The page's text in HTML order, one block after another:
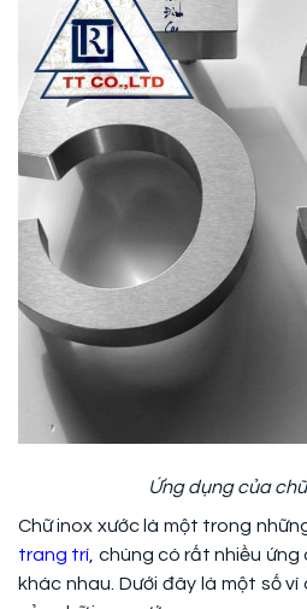
Ứng dụng của
Chữ inox xước là một trong
trang trí, chúng có rất nhiều ứng
khác nhau. Dưới đây là một số